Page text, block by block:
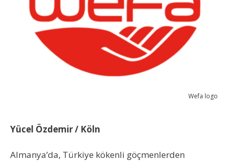
Wefa logo
Yücel Özdemir / Köln
Almanya’da, Türkiye kökenli göçmenlerden